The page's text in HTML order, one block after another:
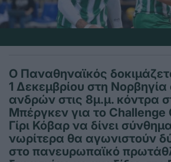
Ο Παναθηναϊκός
1 Δεκεμβρίου στη Νορβηγία
ανδρών στις 8μ.μ. κόντρα
Μπέργκεν για το Challenge
Γίρι Κόβαρ να δίνει
νωρίτερα θα αγωνιστούν
στο πανευρωπαϊκό